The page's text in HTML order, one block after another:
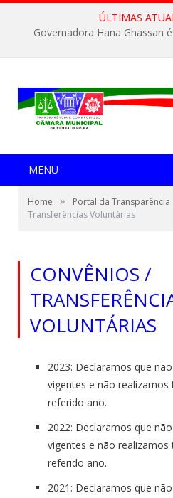
ÚLTIMAS
Governadora Hana Ghassan
MENU
Home » Portal da Transparência
Transferências Voluntárias
CONVÊNIOS /
VOLUNTÁRIAS
2023: Declaramos que
vigentes e não
referido ano.
2022: Declaramos que
vigentes e não
referido ano.
2021: Declaramos que